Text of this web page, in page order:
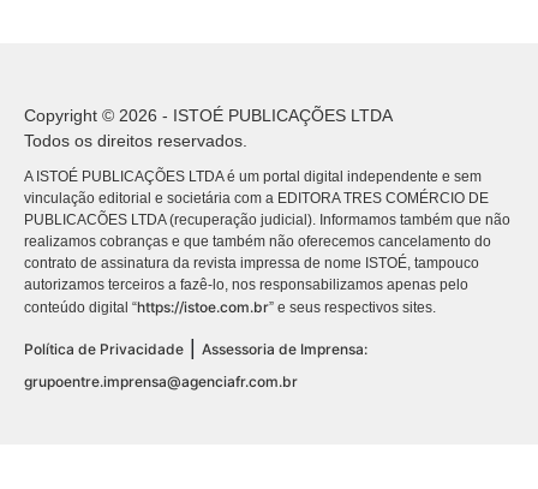
Copyright © 2026 - ISTOÉ PUBLICAÇÕES LTDA
Todos os direitos reservados.
A ISTOÉ PUBLICAÇÕES LTDA é um portal digital independente e sem
vinculação editorial e societária com a EDITORA TRES COMÉRCIO DE
PUBLICACÕES LTDA (recuperação judicial). Informamos também que não
realizamos cobranças e que também não oferecemos cancelamento do
contrato de assinatura da revista impressa de nome ISTOÉ, tampouco
autorizamos terceiros a fazê-lo, nos responsabilizamos apenas pelo
conteúdo digital “https://istoe.com.br” e seus respectivos sites.
Política de Privacidade
Assessoria de Imprensa:
grupoentre.imprensa@agenciafr.com.br